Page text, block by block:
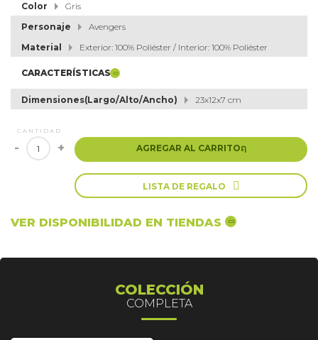
Color
Gris
Personaje
Avengers
Material
Exterior: 100% Poliéster / Interior: 100% Poliéster
CARACTERÍSTICAS
Dimensiones(Largo/Alto/Ancho) 23x12x7 cm
CANTIDAD
- + AGREGAR AL CARRITOຐ
LISTA DE REGALO 
VER DISPONIBILIDAD EN TIENDAS
COLECCIÓN
COMPLETA